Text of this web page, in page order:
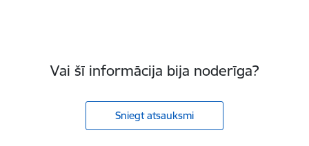
Vai šī informācija bija noderīga?
Sniegt atsauksmi